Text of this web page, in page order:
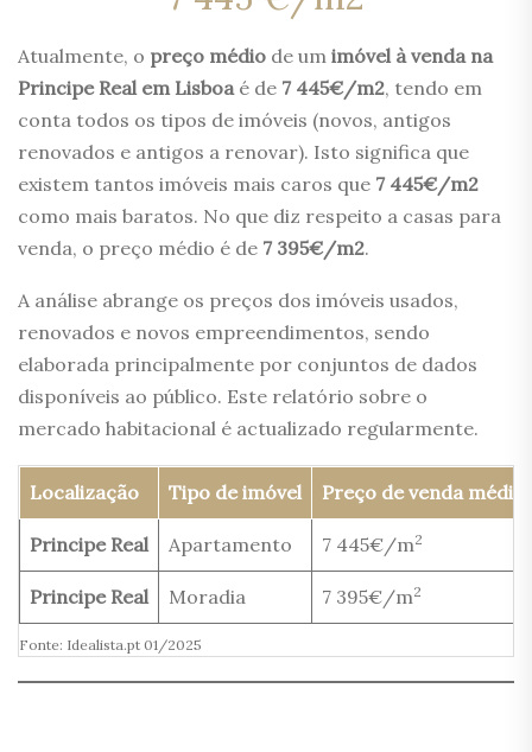
Atualmente, o preço médio de um imóvel à venda na
Principe Real em Lisboaé de 7 445€/m2, tendo em
conta todos os tipos de imóveis (novos, antigos
renovados e antigos a renovar). Isto significa que
existem tantos imóveis mais caros que 7 445€/m2
como mais baratos. No que diz respeito a casas para
venda, o preço médio é de 7 395€/m2.
A análise abrange os preços dos imóveis usados,
renovados e novos empreendimentos, sendo
elaborada principalmente por conjuntos de dados
disponíveis ao público. Este relatório sobre o
mercado habitacional é actualizado regularmente.
Localização Tipo de imóvel Preço de venda
Principe Real Apartamento 7 445€/m2
Principe Real Moradia 7 395€/m2
Fonte: Idealista.pt 01/2025